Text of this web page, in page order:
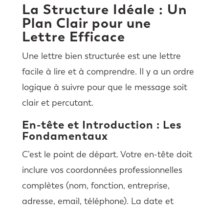
La Structure Idéale : Un
Plan Clair pour une
Lettre Efficace
Une lettre bien structurée est une lettre
facile à lire et à comprendre. Il y a un ordre
logique à suivre pour que le message soit
clair et percutant.
En-tête et Introduction : Les
Fondamentaux
C’est le point de départ. Votre en-tête doit
inclure vos coordonnées professionnelles
complètes (nom, fonction, entreprise,
adresse, email, téléphone). La date et